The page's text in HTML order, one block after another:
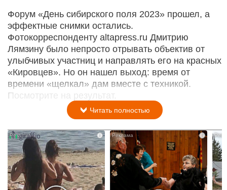
Форум «День сибирского поля 2023» прошел, а
эффектные снимки остались.
Фотокорреспонденту altapress.ru Дмитрию
Лямзину было непросто отрывать объектив от
улыбчивых участниц и направлять его на красных
«Кировцев». Но он нашел выход: время от
времени «щелкал» дам вместе с техникой.
Посмотрите на результат.
Читать полностью
i